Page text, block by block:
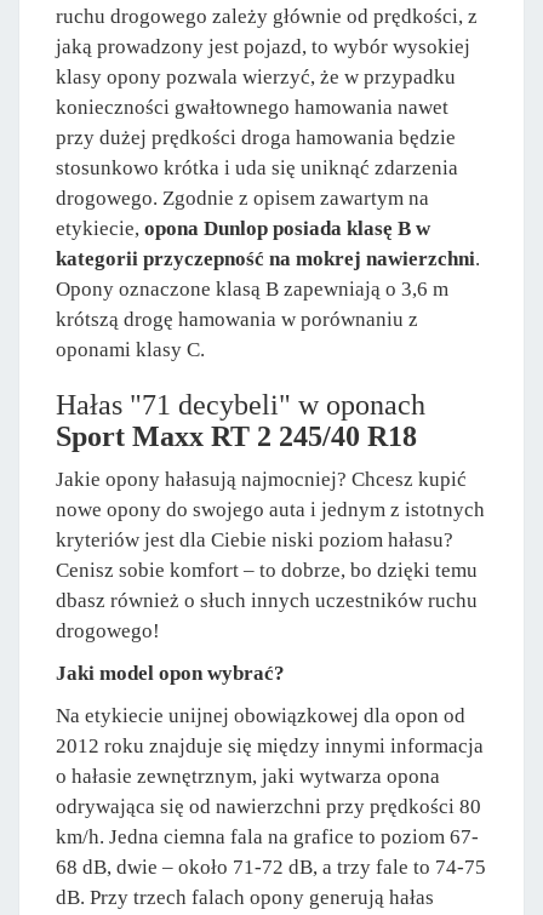
ruchu drogowego zależy głównie od prędkości, z
jaką prowadzony jest pojazd, to wybór wysokiej
klasy opony pozwala wierzyć, że w przypadku
konieczności gwałtownego hamowania nawet
przy dużej prędkości droga hamowania będzie
stosunkowo krótka i uda się uniknąć zdarzenia
drogowego. Zgodnie z opisem zawartym na
etykiecie, opona Dunlop posiada klasę B w
kategorii przyczepność na mokrej nawierzchni.
Opony oznaczone klasą B zapewniają o 3,6 m
krótszą drogę hamowania w porównaniu z
oponami klasy C.
Hałas "71 decybeli" w oponach
Sport Maxx RT 2 245/40 R18
Jakie opony hałasują najmocniej? Chcesz kupić
nowe opony do swojego auta i jednym z istotnych
kryteriów jest dla Ciebie niski poziom hałasu?
Cenisz sobie komfort – to dobrze, bo dzięki temu
dbasz również o słuch innych uczestników ruchu
drogowego!
Jaki model opon wybrać?
Na etykiecie unijnej obowiązkowej dla opon od
2012 roku znajduje się między innymi informacja
o hałasie zewnętrznym, jaki wytwarza opona
odrywająca się od nawierzchni przy prędkości 80
km/h. Jedna ciemna fala na grafice to poziom 67-
68 dB, dwie – około 71-72 dB, a trzy fale to 74-75
dB. Przy trzech falach opony generują hałas